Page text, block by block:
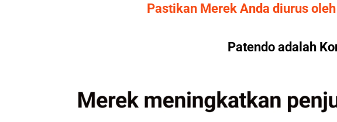
Pastikan Merek Anda diurus
Patendo adalah